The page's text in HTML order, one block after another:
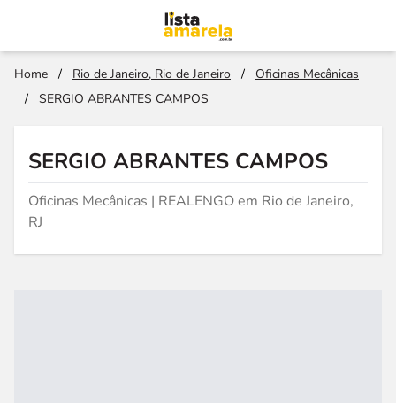
Home / Rio de Janeiro, Rio de Janeiro /
Oficinas Mecânicas
/
SERGIO ABRANTES CAMPOS
SERGIO ABRANTES CAMPOS
Oficinas Mecânicas | REALENGO em Rio de Janeiro,
RJ